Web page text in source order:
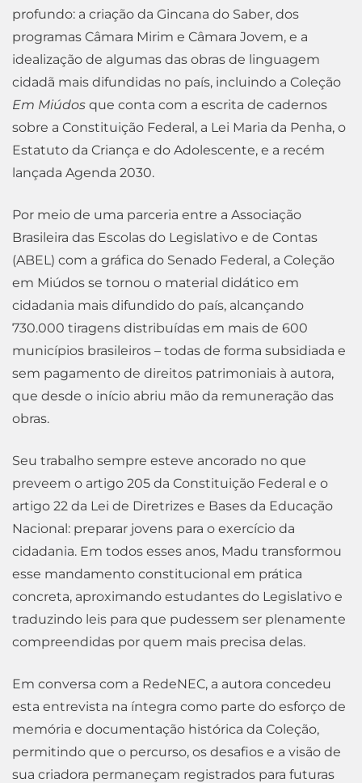
profundo: a criação da Gincana do Saber, dos
programas Câmara Mirim e Câmara Jovem, e a
idealização de algumas das obras de linguagem
cidadã mais difundidas no país, incluindo a Coleção
Em Miúdos que conta com a escrita de cadernos
sobre a Constituição Federal, a Lei Maria da Penha, o
Estatuto da Criança e do Adolescente, e a recém
lançada Agenda 2030.
Por meio de uma parceria entre a Associação
Brasileira das Escolas do Legislativo e de Contas
(ABEL) com a gráfica do Senado Federal, a Coleção
em Miúdos se tornou o material didático em
cidadania mais difundido do país, alcançando
730.000 tiragens distribuídas em mais de 600
municípios brasileiros – todas de forma subsidiada e
sem pagamento de direitos patrimoniais à autora,
que desde o início abriu mão da remuneração das
obras.
Seu trabalho sempre esteve ancorado no que
preveem o artigo 205 da Constituição Federal e o
artigo 22 da Lei de Diretrizes e Bases da Educação
Nacional: preparar jovens para o exercício da
cidadania. Em todos esses anos, Madu transformou
esse mandamento constitucional em prática
concreta, aproximando estudantes do Legislativo e
traduzindo leis para que pudessem ser plenamente
compreendidas por quem mais precisa delas.
Em conversa com a RedeNEC, a autora concedeu
esta entrevista na íntegra como parte do esforço de
memória e documentação histórica da Coleção,
permitindo que o percurso, os desafios e a visão de
sua criadora permaneçam registrados para futuras